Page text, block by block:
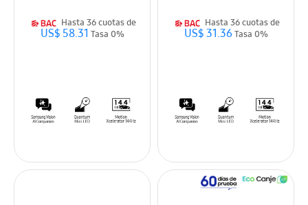
Hasta 36 cuotas de
US$ 58.31 Tasa 0%
Hasta 36 cuotas de
US$ 31.36Tasa 0%